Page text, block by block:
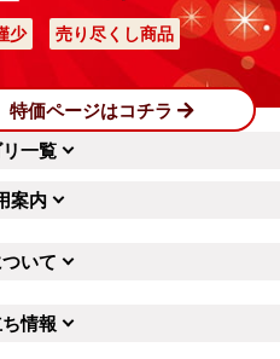
少 売り尽くし商品
特価ページはコチラ
一覧
案内
いて
情報